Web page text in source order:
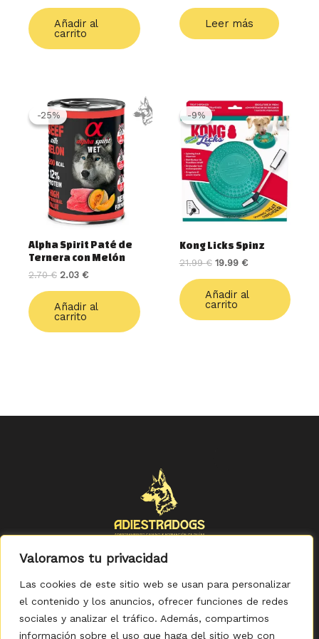
Valoramos tu privacidad
Las cookies de este sitio web se usan para personalizar
el contenido y los anuncios, ofrecer funciones de redes
sociales y analizar el tráfico. Además, compartimos
información sobre el uso que haga del sitio web con
Añadir al
carrito
Leer más
-25%
-25%
Alpha Spirit Paté de
Ternera con Melón
2.70€
El
precio
original
era:
2.70 €.
2.03 €
El
precio
actual
es:
2.03 €.
Añadir al
carrito
-9%
-9%
Kong Licks Spinz
21.99€
El
precio
original
era:
21.99 €.
19.99 €
El
precio
actual
es:
19.99 €.
Añadir al
carrito
Política de Privacidad -Política de Cookies-Aviso legal
Accesibilidad- Condiciones Generales de Compra